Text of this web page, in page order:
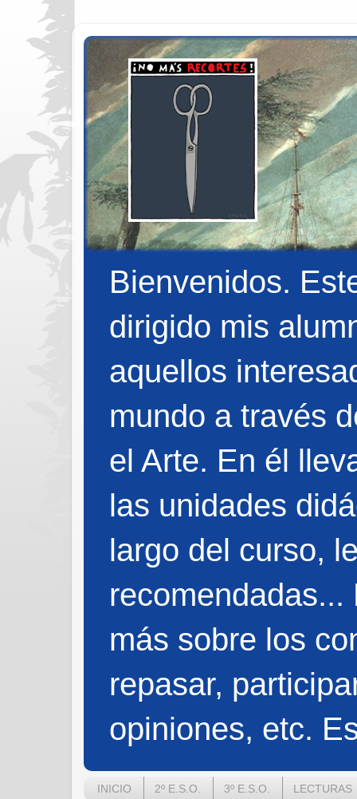
Bienvenidos.
dirigido mis
aquellos
mundo a través
el Arte. En él
las unidades
largo del curso,
más sobre los
repasar,
opiniones, etc.
INICIO 2º E.S.O. 3º E.S.O. LECTURAS